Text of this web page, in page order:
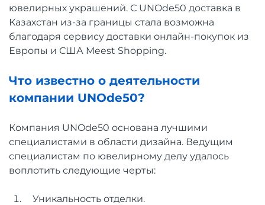
ювелирных украшений. С UNOde50 доставка в
Казахстан из-за границы стала возможна
благодаря сервису доставки онлайн-покупок из
Европы и США Meest Shopping.
Что известно о деятельности
компании UNOde50?
Компания UNOde50 основана лучшими
специалистами в области дизайна. Ведущим
специалистам по ювелирному делу удалось
воплотить следующие черты:
Уникальность отделки.